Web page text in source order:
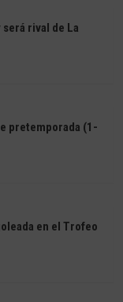
rival de La
pretemporada (1-
en el Trofeo